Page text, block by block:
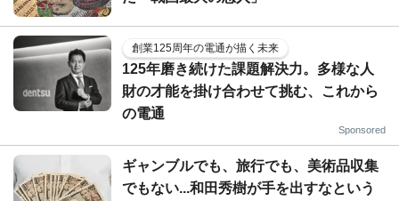
創業125周年の電通が描く未来
125年磨き続けた課題解決力。多様な人
財の才能を掛け合わせて挑む、これから
の電通
Sponsored
ギャンブルでも、旅行でも、美術品収集
でもない...和田秀樹が手を出すなという